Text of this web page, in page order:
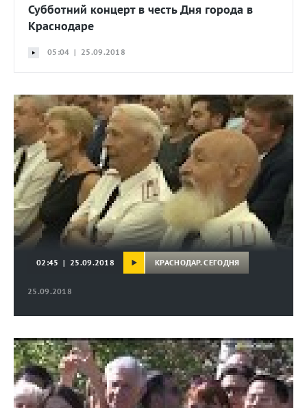
Субботний концерт в честь Дня города в
Краснодаре
05:04 | 25.09.2018
25.09.2018
02:45 | 25.09.2018 КРАСНОДАР. СЕГОДНЯ